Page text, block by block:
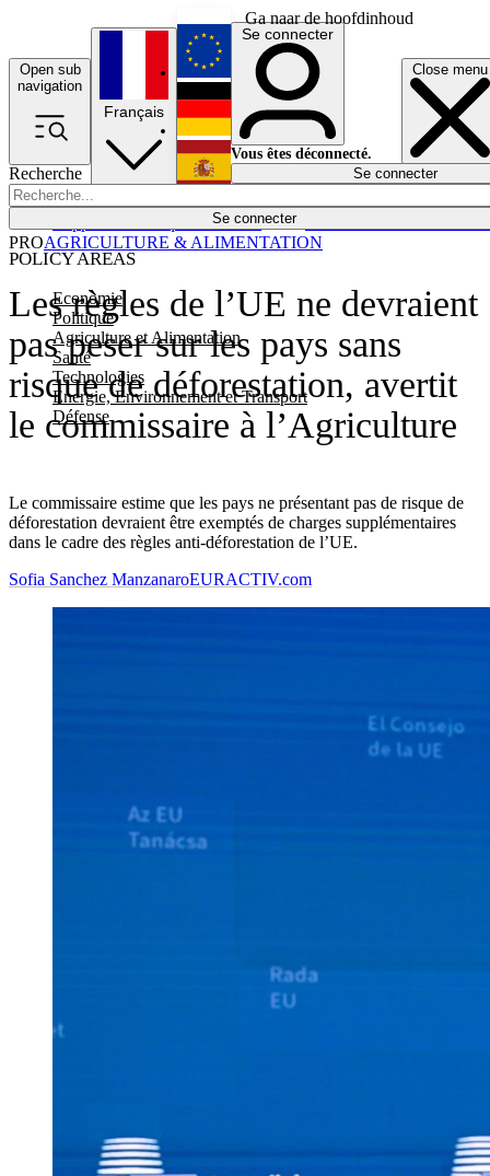
Ga naar de hoofdinhoud
Open sub
navigation
Close menu
Recherche
Se connecter
POLICY AREAS
Economie
Politique
Agriculture et Alimentation
Santé
Technologies
Energie, Environnement et Transport
Défense
Économie
Français
English
Deutsch
Español
Se connecter
Vous êtes déconnecté.
Se connecter
Les règles de l’UE ne devraient
pas peser sur les pays sans
risque de déforestation, avertit
le commissaire à l’Agriculture
Le commissaire estime que les pays ne présentant pas de risque de
déforestation devraient être exemptés de charges supplémentaires
dans le cadre des règles anti-déforestation de l’UE.
PROAGRICULTURE & ALIMENTATION
Sofia Sanchez ManzanaroEURACTIV.com